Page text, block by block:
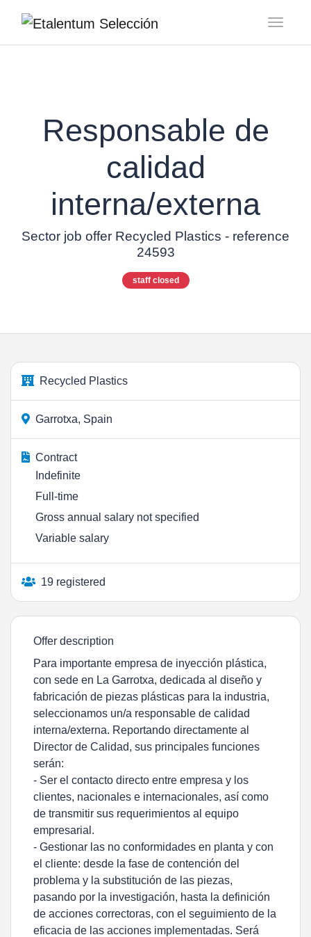
Responsable de
calidad
interna/externa
Sector job offer Recycled Plastics - reference
24593
staff closed
Recycled Plastics
Garrotxa, Spain
Contract
Indefinite
Full-time
Gross annual salary not specified
Variable salary
19 registered
Offer description
Para importante empresa de inyección plástica,
con sede en La Garrotxa, dedicada al diseño y
fabricación de piezas plásticas para la industria,
seleccionamos un/a responsable de calidad
interna/externa. Reportando directamente al
Director de Calidad, sus principales funciones
serán:
- Ser el contacto directo entre empresa y los
clientes, nacionales e internacionales, así como
de transmitir sus requerimientos al equipo
empresarial.
- Gestionar las no conformidades en planta y con
el cliente: desde la fase de contención del
problema y la substitución de las piezas,
pasando por la investigación, hasta la definición
de acciones correctoras, con el seguimiento de la
eficacia de las acciones implementadas. Será